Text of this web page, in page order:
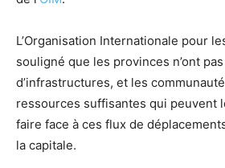
L’Organisation Internationale pour
souligné que les provinces n’ont
d’infrastructures, et les
ressources suffisantes qui peuvent
faire face à ces flux de
la capitale.